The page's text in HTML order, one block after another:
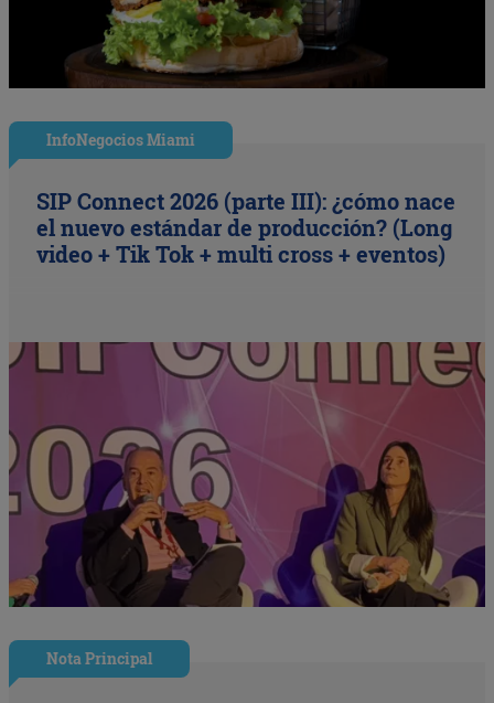
InfoNegocios Miami
SIP Connect 2026 (parte III): ¿cómo nace
el nuevo estándar de producción? (Long
video + Tik Tok + multi cross + eventos)
Nota Principal